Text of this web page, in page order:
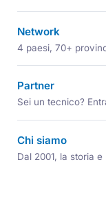
Network
4 paesi, 70+
Partner
Sei un tecnico?
Chi siamo
Dal 2001, la storia